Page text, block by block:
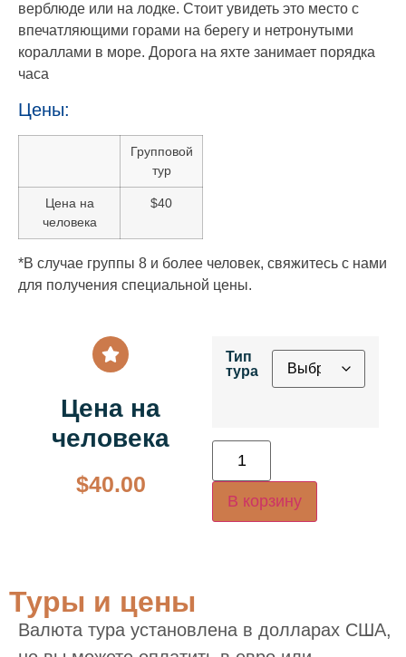
верблюде или на лодке. Стоит увидеть это место с
впечатляющими горами на берегу и нетронутыми
кораллами в море. Дорога на яхте занимает порядка
часа
Цены:
Групповой
тур
Цена на
человека
$40
*В случае группы 8 и более человек, свяжитесь с нами
для получения специальной цены.
Цена на
человека
$40.00
Тип
тура
В корзину
Туры и цены
Валюта тура установлена в долларах США,